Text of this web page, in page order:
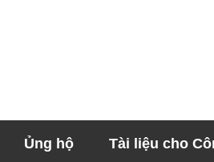
Ủng hộ Tài liệu cho